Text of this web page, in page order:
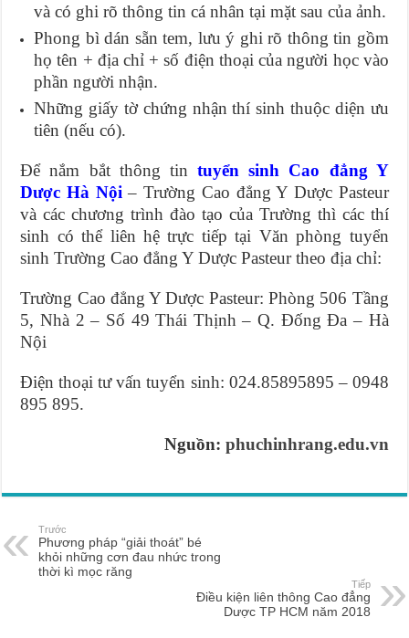
và có ghi rõ thông tin cá nhân tại mặt sau của ảnh.
Phong bì dán sẵn tem, lưu ý ghi rõ thông tin gồm
họ tên + địa chỉ + số điện thoại của người học vào
phần người nhận.
Những giấy tờ chứng nhận thí sinh thuộc diện ưu
tiên (nếu có).
Để nắm bắt thông tintuyển sinh Cao đẳng Y
Dược Hà Nội – Trường Cao đẳng Y Dược Pasteur
và các chương trình đào tạo của Trường thì các thí
sinh có thể liên hệ trực tiếp tại Văn phòng tuyển
sinh Trường Cao đẳng Y Dược Pasteur theo địa chỉ:
Trường Cao đẳng Y Dược Pasteur: Phòng 506 Tầng
5, Nhà 2 – Số 49 Thái Thịnh – Q. Đống Đa – Hà
Nội
Điện thoại tư vấn tuyển sinh: 024.85895895 – 0948
895 895.
Nguồn: phuchinhrang.edu.vn
Trước
Phương pháp “giải thoát” bé
khỏi những cơn đau nhức trong
thời kì mọc răng
Tiếp
Điều kiện liên thông Cao đẳng
Dược TP HCM năm 2018